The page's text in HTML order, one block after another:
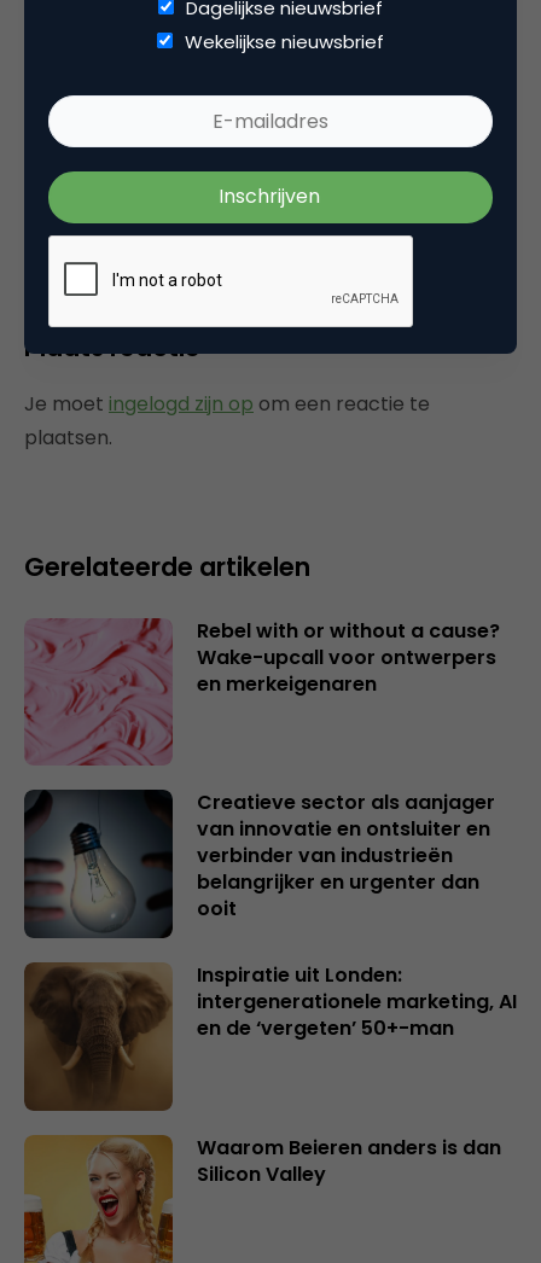
Vlora
connecter et c’est moyen car j’ai payÃ© pour
un mois et je vais perdre la balance de mon
mois… super Ã§a….
Plaats reactie
Je moet ingelogd zijn op om een reactie te
plaatsen.
Gerelateerde artikelen
Rebel with or without a cause?
Wake-upcall voor ontwerpers
en merkeigenaren
Creatieve sector als aanjager
van innovatie en ontsluiter en
verbinder van industrieën
belangrijker en urgenter dan
ooit
Inspiratie uit Londen:
intergenerationele marketing, AI
en de ‘vergeten’ 50+-man
Waarom Beieren anders is dan
Silicon Valley
Dagelijkse nieuwsbrief
Wekelijkse nieuwsbrief